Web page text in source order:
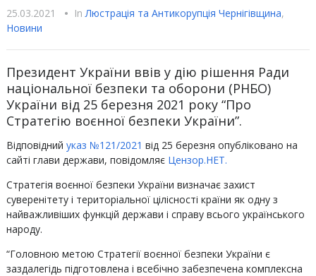
25.03.2021 • InЛюстрацiя та Антикорупцiя Чернігівщина,
Новини
Президент України ввів у дію рішення Ради
національної безпеки та оборони (РНБО)
України від 25 березня 2021 року “Про
Стратегію воєнної безпеки України”.
Відповідний указ №121/2021 від 25 березня опубліковано на
сайті глави держави, повідомляє Цензор.НЕТ.
Стратегія воєнної безпеки України визначає захист
суверенітету і територіальної цілісності країни як одну з
найважливіших функцій держави і справу всього українського
народу.
“Головною метою Стратегії воєнної безпеки України є
заздалегідь підготовлена ​​і всебічно забезпечена комплексна